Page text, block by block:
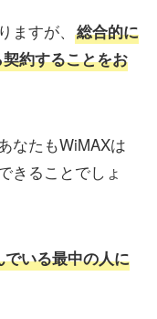
すが、
総合的に
約することをお
なたもWiMAXは
きることでしょ
いる最中の人に